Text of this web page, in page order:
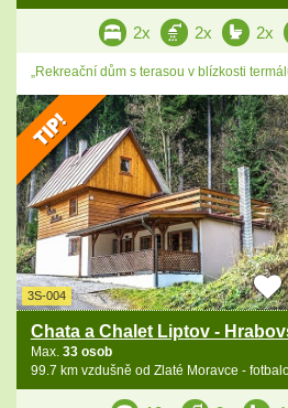
2x 2x 2x
„Rekreační dům s terasou v blízkosti
3S-004
Chata a Chalet Liptov -
Max. 33 osob
99.7 km vzdušně od Zlaté Moravce -